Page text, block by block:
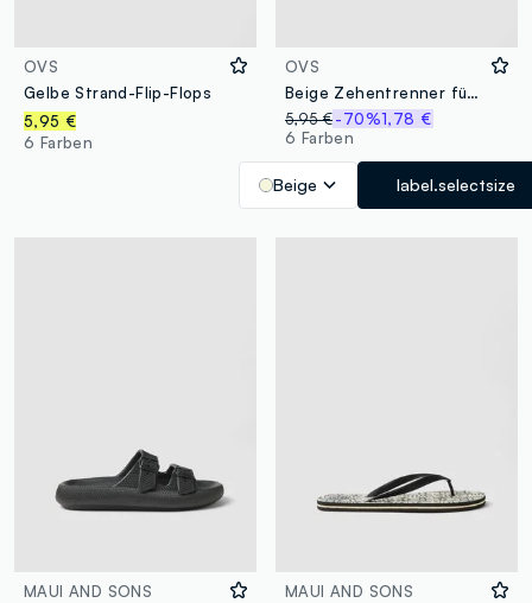
OVS
Gelbe Strand-Flip-Flops
5,95 €
6 Farben
OVS
Beige Zehentrenner für den Strand
5,95 €-70%1,78 €
6 Farben
Beige label.selectsize
MAUI AND SONS
MAUI AND SONS